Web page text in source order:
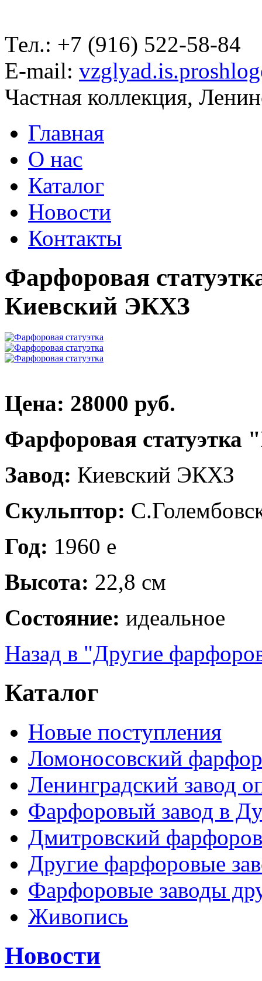
Тел.: +7 (916) 522-58-84
E-mail:
Частная коллекция,
Главная
О нас
Каталог
Новости
Контакты
Фарфоровая
Киевский ЭКХЗ
Цена: 28000 руб.
Фарфоровая
Завод: Киевский ЭКХЗ
Скульптор:
Год: 1960 е
Высота: 22,8 см
Состояние: идеальное
Назад в "Другие
Каталог
Новые поступления
Ломоносовский
Ленинградский завод
Фарфоровый завод в
Дмитровский
Другие фарфоровые
Фарфоровые заводы
Живопись
Новости